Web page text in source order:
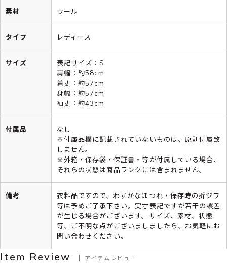
素材 ウール
タイプ レディース
サイズ
表記サイズ：S
肩幅：約58cm
着丈：約57cm
身幅：約57cm
袖丈：約43cm
付属品
なし
※付属品欄に記載されていないものは、原則付属致
しません。
※外箱・保存袋・保証書・等が付属している場合、
それらの状態は商品ランクには含まれません。
備考
衣料品ですので、わずかなほつれ・保存時の折ジワ
等は予めご了承下さい。実寸表記ですが若干の誤差
が生じる場合がございます。サイズ、素材、状態
等、ご不明な点がございましましたら、お気軽にお
問い合わせください。
Item Review アイテムレビュー